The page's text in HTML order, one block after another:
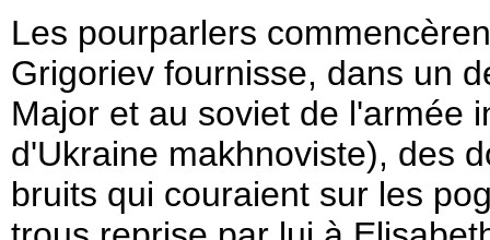
Les pourparlers
Grigoriev fournisse, dans un
Major et au soviet de l'armée
d'Ukraine makhnoviste), des
bruits qui couraient sur les